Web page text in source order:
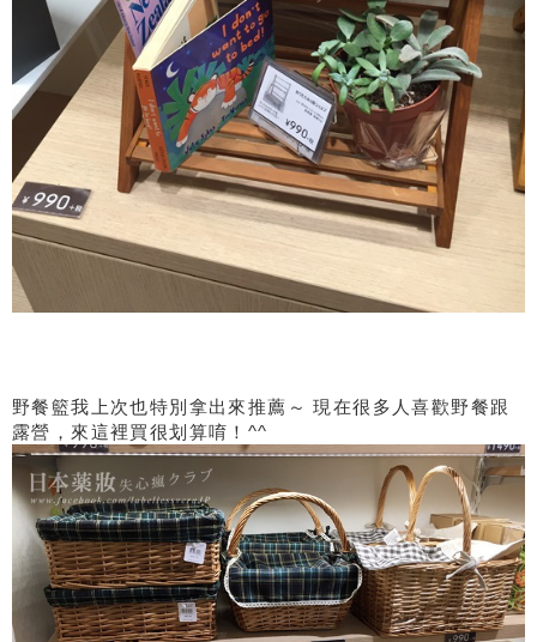
野餐籃我上次也特別拿出來推薦～ 現在很多人喜歡野餐跟
露營，來這裡買很划算唷！^^